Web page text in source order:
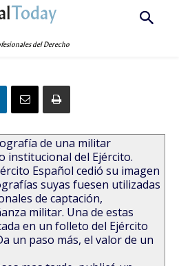
Today
del Derecho
de una militar
institucional del Ejército.
Español cedió su imagen
suyas fuesen utilizadas
de captación,
militar. Una de estas
en un folleto del Ejército
un paso más, el valor de un